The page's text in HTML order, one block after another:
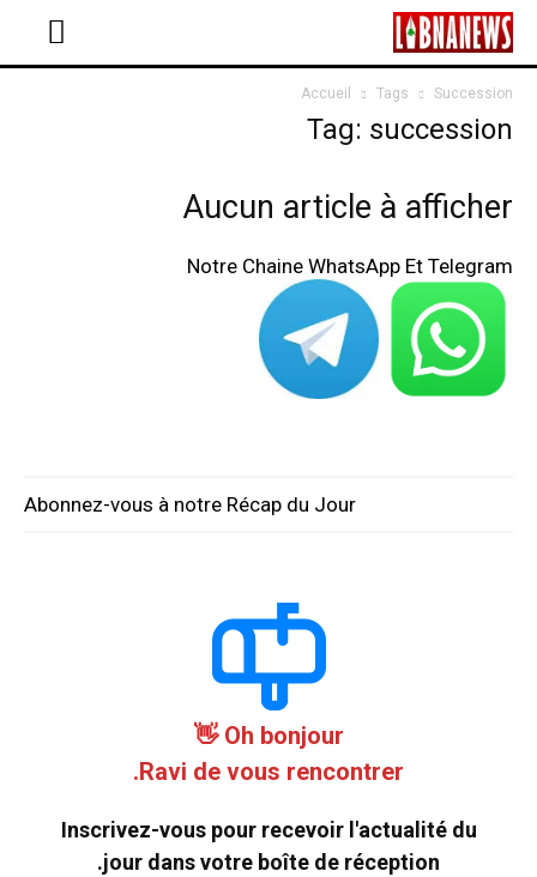
Accueil Tags Succession
Tag: succession
Aucun article à afficher
Notre Chaine WhatsApp Et Telegram
Abonnez-vous à notre Récap du Jour
Oh bonjour 👋
Ravi de vous rencontrer.
Inscrivez-vous pour recevoir l'actualité du
jour dans votre boîte de réception.